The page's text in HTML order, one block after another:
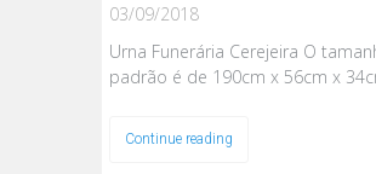
03/09/2018
Urna Funerária Cerejeira O
padrão é de 190cm x 56cm x
Continue reading